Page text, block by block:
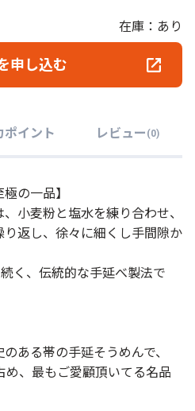
在庫：あり
申し込む
ポイント レビュー (0)
の一品】
小麦粉と塩水を練り合わせ、
り返し、徐々に細くし手間隙か
く、伝統的な手延べ製法で
ある帯の手延そうめんで、
、最もご愛顧頂いてる名品